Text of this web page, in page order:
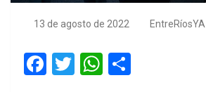
13 de agosto de 2022 EntreRíosYA
F
T
W